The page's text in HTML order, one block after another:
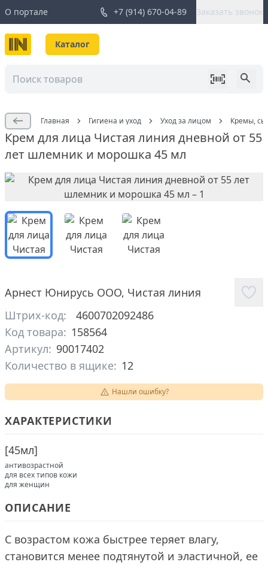
О портале +7 (914) 670-04-89 Заказать звонок
Каталог
Главная Гигиена и уход Уход за лицом Кремы,
Крем для лица Чистая линия дневной от 55
лет шлемник и морошка 45 мл
Арнест Юнирусь ООО, Чистая линия
Штрих-код:
4600702092486
Код товара: 158564
Артикул: 90017402
Количество в ящике: 12
Нашли ошибку?
ХАРАКТЕРИСТИКИ
[45мл]
антивозрастной
для всех типов кожи
для женщин
ОПИСАНИЕ
С возрастом кожа быстрее теряет влагу,
становится менее подтянутой и эластичной, ее